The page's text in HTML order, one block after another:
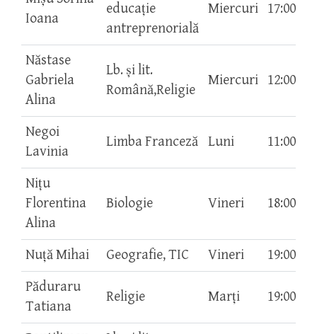
Ioana
educaţie
antreprenorială
Miercuri 17:00-
Năstase
Gabriela
Alina
Lb. și lit.
Română,Religie
Miercuri 12:00-
Negoi
Lavinia
Limba Franceză Luni 11:00-
Nițu
Florentina
Alina
Biologie Vineri 18:00-
Nuță Mihai Geografie, TIC Vineri
19:00-
Păduraru
Tatiana
Religie Marți 19:00-